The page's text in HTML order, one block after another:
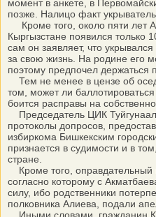
момент в анкете, в
позже. Налицо факт
Кроме того, около пяти лет
Кыргызстане появился только
сам он заявляет, что
за свою жизнь. На родине его
поэтому предпочел держаться
Тем не менее в цензе об
том, может ли
боится расправы на
Председатель ЦИК
протоколы допросов,
избиркома Бишкекским
признается в судимости и в
стране.
Кроме того, оправдательный
согласно которому с
силу, ибо родственники
полковника Алиева, подали